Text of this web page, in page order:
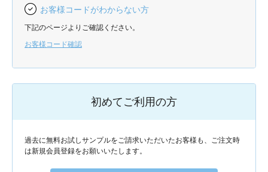
お客様コードがわからない方
下記のページよりご確認ください。
お客様コード確認
初めてご利用の方
過去に無料お試しサンプルをご請求いただいたお客様も、ご注文時
は新規会員登録をお願いいたします。